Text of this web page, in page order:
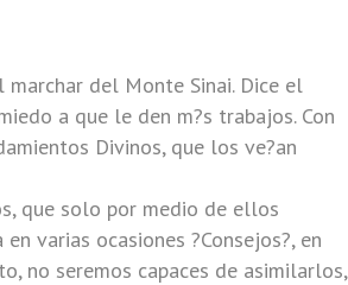
del Monte Sinai. Dice el
a que le den m?s trabajos. Con
Divinos, que los ve?an
que solo por medio de ellos
varias ocasiones ?Consejos?, en
no seremos capaces de asimilarlos,